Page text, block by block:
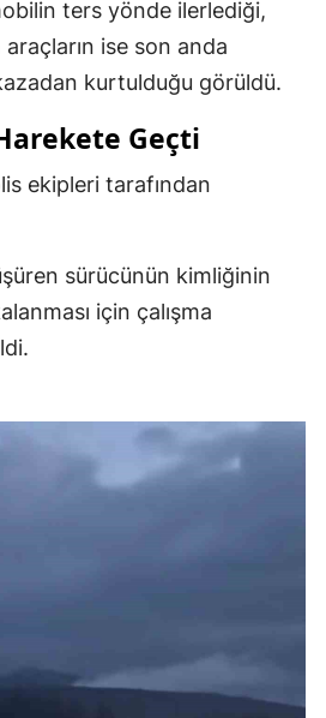
ters yönde ilerlediği,
ise son anda
kurtulduğu görüldü.
Geçti
ekipleri tarafından
sürücünün kimliğinin
için çalışma